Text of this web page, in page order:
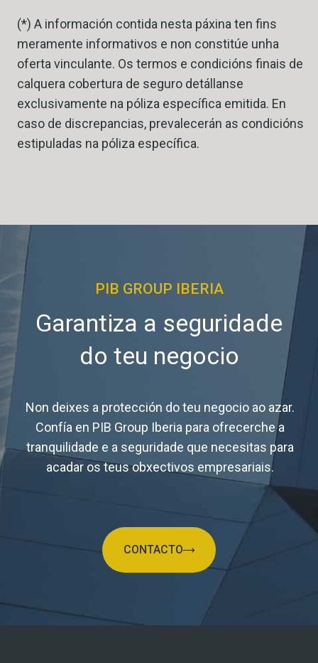
(*) A información contida nesta páxina ten fins
meramente informativos e non constitúe unha
oferta vinculante. Os termos e condicións finais de
calquera cobertura de seguro detállanse
exclusivamente na póliza específica emitida. En
caso de discrepancias, prevalecerán as condicións
estipuladas na póliza específica.
PIB GROUP IBERIA
Garantiza a seguridade
do teu negocio
Non deixes a protección do teu negocio ao azar.
Confía en PIB Group Iberia para ofrecerche a
tranquilidade e a seguridade que necesitas para
acadar os teus obxectivos empresariais.
CONTACTO